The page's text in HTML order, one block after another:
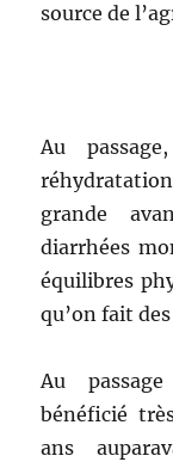
source de
Au
grande
diarrhées
équilibres
qu’on fait
Au
bénéficié
ans